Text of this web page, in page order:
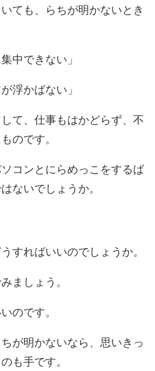
ても、らちが明かないとき
中できない」
浮かばない」
て、仕事もはかどらず、不
のです。
コンとにらめっこをするば
ないでしょうか。
すればいいのでしょうか。
ましょう。
のです。
が明かないなら、思いきっ
も手です。